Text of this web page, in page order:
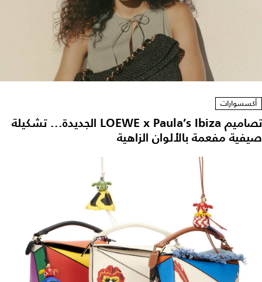
أكسسوارات
تصاميم LOEWE x Paula’s Ibiza الجديدة... تشكيلة
صيفية مفعمة بالألوان الزاهية